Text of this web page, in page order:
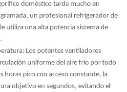
doméstico tarda mucho en
un profesional refrigerador de
utiliza una alta potencia sistema de
.
Los potentes ventiladores
uniforme del aire frío por todo
horas pico con acceso constante, la
objetivo en segundos, evitando el